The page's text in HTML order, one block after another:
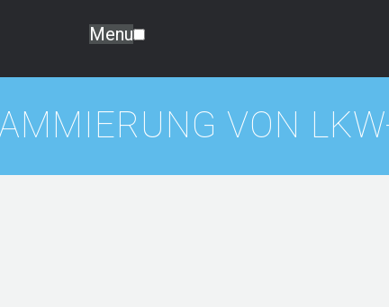
Menu
VON